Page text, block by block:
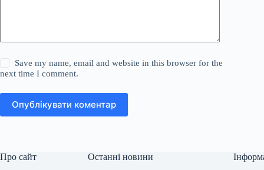
Save my name, email and website in this browser for the
next time I comment.
Опублікувати коментар
Про сайт Останні новини